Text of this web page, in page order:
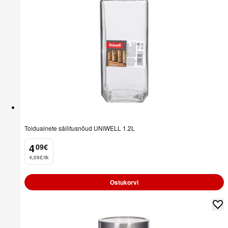
Toiduainete säilitusnõud UNIWELL 1.2L
4
. 09€
4,09€/tk
Ostukorvi